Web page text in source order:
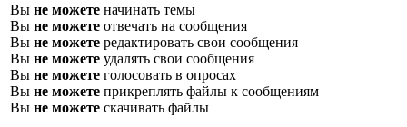
Вы не можете начинать темы
Вы не можете отвечать на сообщения
Вы не можете редактировать свои сообщения
Вы не можете удалять свои сообщения
Вы не можете голосовать в опросах
Вы не можете прикреплять файлы к сообщениям
Вы не можете скачивать файлы